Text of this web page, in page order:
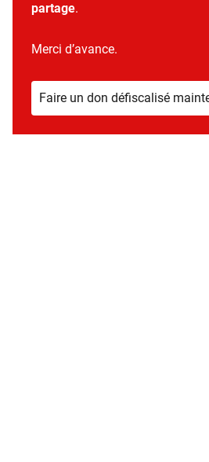
partage.
Merci d’avance.
Faire un don défiscalisé